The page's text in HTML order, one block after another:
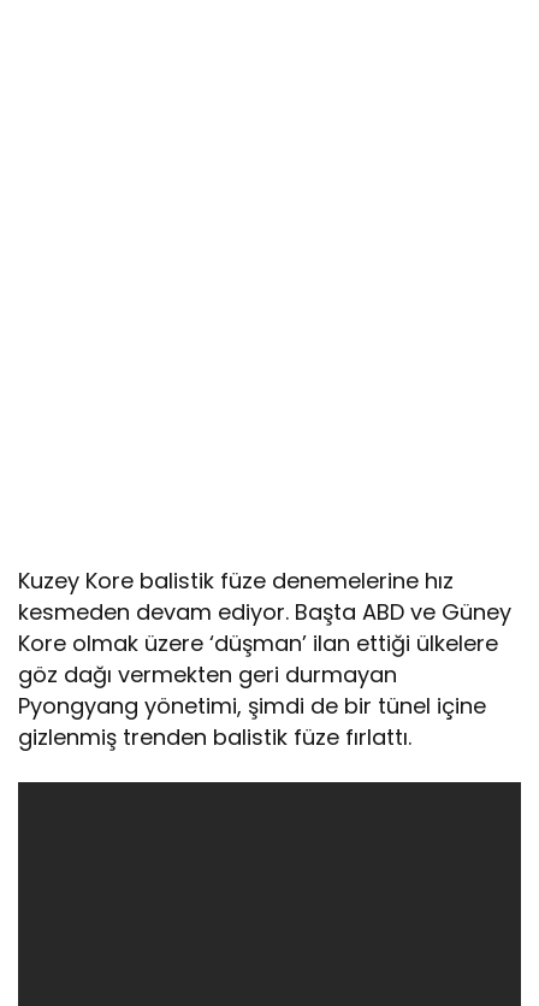
Kuzey Kore balistik füze denemelerine hız
kesmeden devam ediyor. Başta ABD ve Güney
Kore olmak üzere ‘düşman’ ilan ettiği ülkelere
göz dağı vermekten geri durmayan
Pyongyang yönetimi, şimdi de bir tünel içine
gizlenmiş trenden balistik füze fırlattı.